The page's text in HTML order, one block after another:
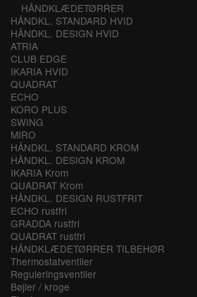
HÅNDKLÆDETØRRER
HÅNDKL. STANDARD HVID
HÅNDKL. DESIGN HVID
ATRIA
CLUB EDGE
IKARIA HVID
QUADRAT
ECHO
KORO PLUS
SWING
MIRO
HÅNDKL. STANDARD KROM
HÅNDKL. DESIGN KROM
IKARIA Krom
QUADRAT Krom
HÅNDKL. DESIGN RUSTFRIT
ECHO rustfri
GRADDA rustfri
QUADRAT rustfri
HÅNDKLÆDETØRRER TILBEHØR
Thermostatventiler
Reguleringsventiler
Bøjler / kroge